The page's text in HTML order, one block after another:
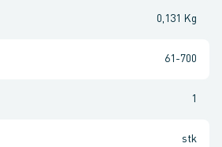
0,131 Kg
61-700
1
stk